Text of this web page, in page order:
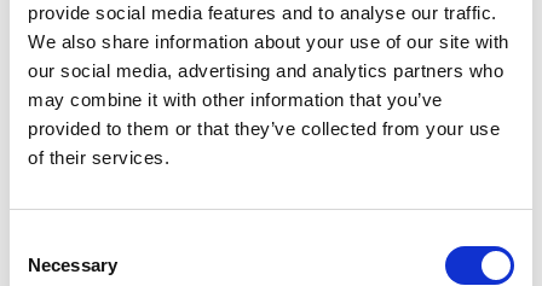
provide social media features and to analyse our traffic.
We also share information about your use of our site with
our social media, advertising and analytics partners who
may combine it with other information that you’ve
provided to them or that they’ve collected from your use
of their services.
Selection
Necessary
Lagunens sjöbodar, nybyggda i klassisk bohuslänsk